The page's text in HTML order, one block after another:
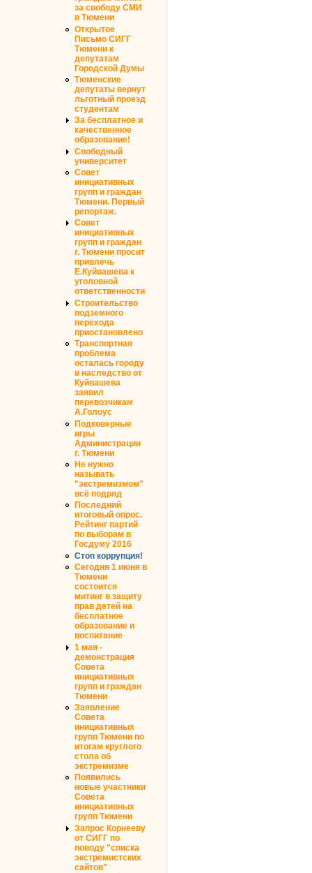
за свободу СМИ
в Тюмени
Открытое
Письмо СИГГ
Тюмени к
депутатам
Городской Думы
Тюменские
депутаты вернут
льготный проезд
студентам
За бесплатное и
качественное
образование!
Свободный
университет
Совет
инициативных
групп и граждан
Тюмени. Первый
репортаж.
Совет
инициативных
групп и граждан
г. Тюмени просит
привлечь
Е.Куйвашева к
уголовной
ответственности
Строительство
подземного
перехода
приостановлено
Транспортная
проблема
осталась городу
в наследство от
Куйвашева
заявил
перевозчикам
А.Голоус
Подковерные
игры
Администрации
г. Тюмени
Не нужно
называть
"экстремизмом"
всё подряд
Последний
итоговый опрос.
Рейтинг партий
по выборам в
Госдуму 2016
Стоп коррупция!
Сегодня 1 июня в
Тюмени
состоится
митинг в защиту
прав детей на
бесплатное
образование и
воспитание
1 мая -
демонстрация
Совета
инициативных
групп и граждан
Тюмени
Заявление
Совета
инициативных
групп Тюмени по
итогам круглого
стола об
экстремизме
Появились
новые участники
Совета
инициативных
групп Тюмени
Запрос Корнееву
от СИГГ по
поводу "списка
экстремистских
сайтов"